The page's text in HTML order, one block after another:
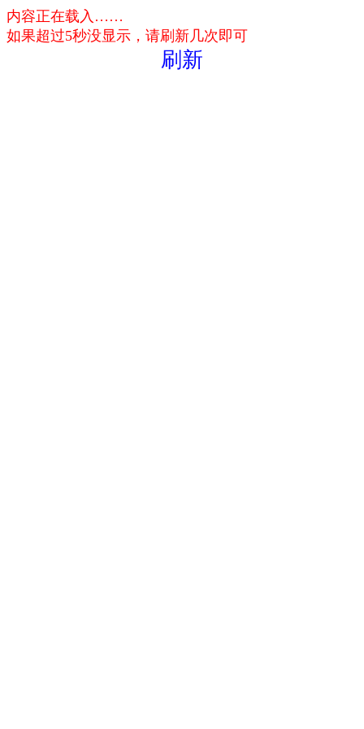
内容正在载入……
如果超过5秒没显示，请刷新几次即可
刷新